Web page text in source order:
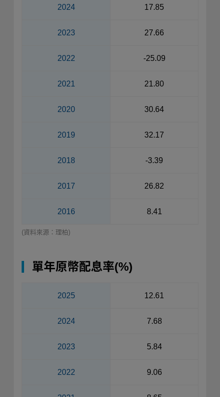
2024 17.85
2023 27.66
2022 -25.09
2021 21.80
2020 30.64
2019 32.17
2018 -3.39
2017 26.82
2016 8.41
(資料來源：理柏)
單年原幣配息率(%)
2025 12.61
2024 7.68
2023 5.84
2022 9.06